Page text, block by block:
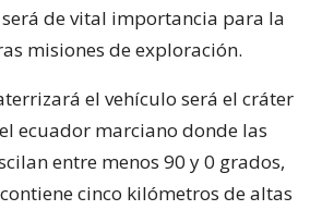
de vital importancia para la
misiones de exploración.
el vehículo será el cráter
ecuador marciano donde las
entre menos 90 y 0 grados,
cinco kilómetros de altas